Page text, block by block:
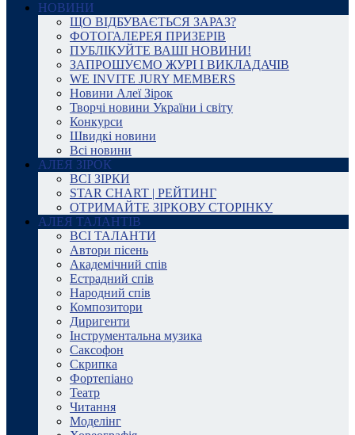
НОВИНИ
ЩО ВІДБУВАЄТЬСЯ ЗАРАЗ?
ФОТОГАЛЕРЕЯ ПРИЗЕРІВ
ПУБЛІКУЙТЕ ВАШІ НОВИНИ!
ЗАПРОШУЄМО ЖУРІ І ВИКЛАДАЧІВ
WE INVITE JURY MEMBERS
Новини Алеї Зірок
Творчі новини України і світу
Конкурси
Швидкі новини
Всі новини
АЛЕЯ ЗІРОК
ВСІ ЗІРКИ
STAR CHART | РЕЙТИНГ
ОТРИМАЙТЕ ЗІРКОВУ СТОРІНКУ
АЛЕЯ ТАЛАНТІВ
ВСІ ТАЛАНТИ
Автори пісень
Академічний спів
Естрадний спів
Народний спів
Композитори
Диригенти
Інструментальна музика
Саксофон
Скрипка
Фортепіано
Театр
Читання
Моделінг